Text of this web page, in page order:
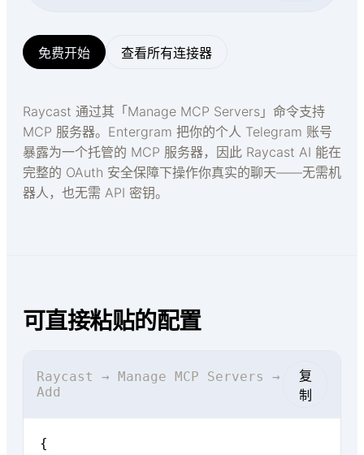
免费开始 查看所有连接器
Raycast 通过其「Manage MCP Servers」命令支持
MCP 服务器。Entergram 把你的个人 Telegram 账号
暴露为一个托管的 MCP 服务器，因此 Raycast AI 能在
完整的 OAuth 安全保障下操作你真实的聊天——无需机
器人，也无需 API 密钥。
可直接粘贴的配置
Raycast → Manage MCP Servers →
Add
复
制
{